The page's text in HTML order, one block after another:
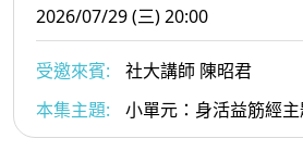
2026/07/29 (三) 20:00
受邀來賓:
社大講師 陳昭君
本集主題:
小單元：身活益筋經